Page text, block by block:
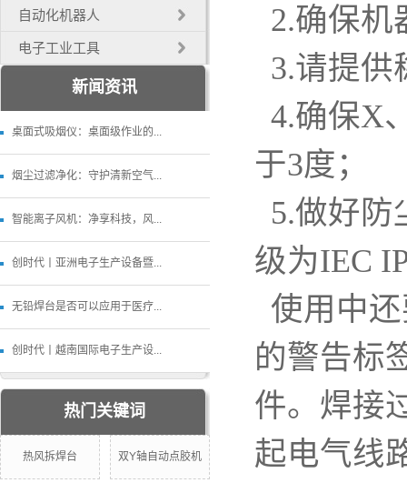
自动化机器人
电子工业工具
新闻资讯
桌面式吸烟仪：桌面级作业的...
烟尘过滤净化：守护清新空气...
智能离子风机：净享科技，风...
创时代丨亚洲电子生产设备暨...
无铅焊台是否可以应用于医疗...
创时代丨越南国际电子生产设...
热门关键词
热风拆焊台 双Y轴自动点胶机
2.确保机
3.请提供
4.确保X
于3度；
5.做好防
级为IEC
使用中
的警告标
件。焊接
起电气线